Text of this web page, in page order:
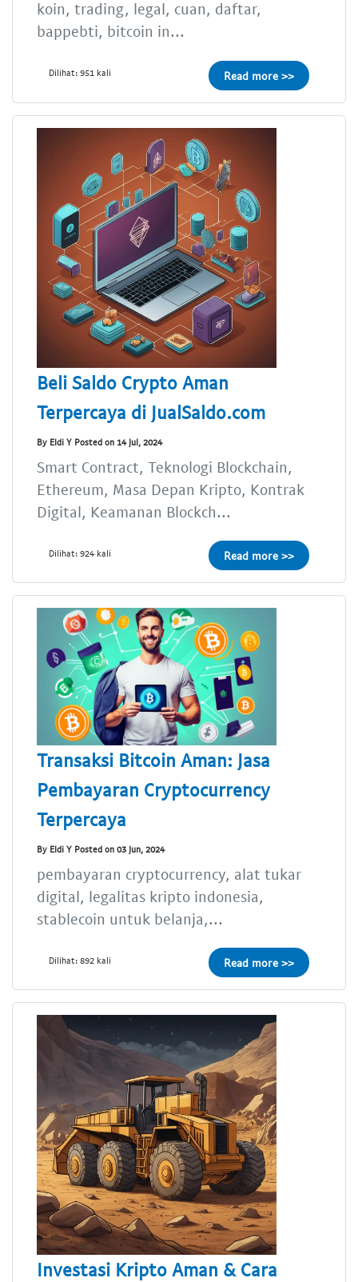
koin, trading, legal, cuan, daftar,
bappebti, bitcoin in...
Dilihat: 951 kali Read more >>
Beli Saldo Crypto Aman
Terpercaya di JualSaldo.com
By Eldi Y Posted on 14 Jul, 2024
Smart Contract, Teknologi Blockchain,
Ethereum, Masa Depan Kripto, Kontrak
Digital, Keamanan Blockch...
Dilihat: 924 kali Read more >>
Transaksi Bitcoin Aman: Jasa
Pembayaran Cryptocurrency
Terpercaya
By Eldi Y Posted on 03 Jun, 2024
pembayaran cryptocurrency, alat tukar
digital, legalitas kripto indonesia,
stablecoin untuk belanja,...
Dilihat: 892 kali Read more >>
Investasi Kripto Aman & Cara